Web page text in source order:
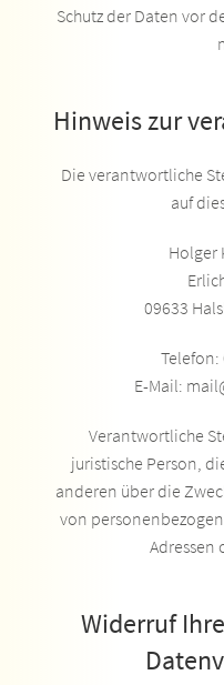
Schutz der Daten vor
Hinweis zur
Die verantwortliche
auf
Holger
09633
Telefon:
E-Mail:
Verantwortliche
juristische Person,
anderen über die
von
Adressen
Widerruf